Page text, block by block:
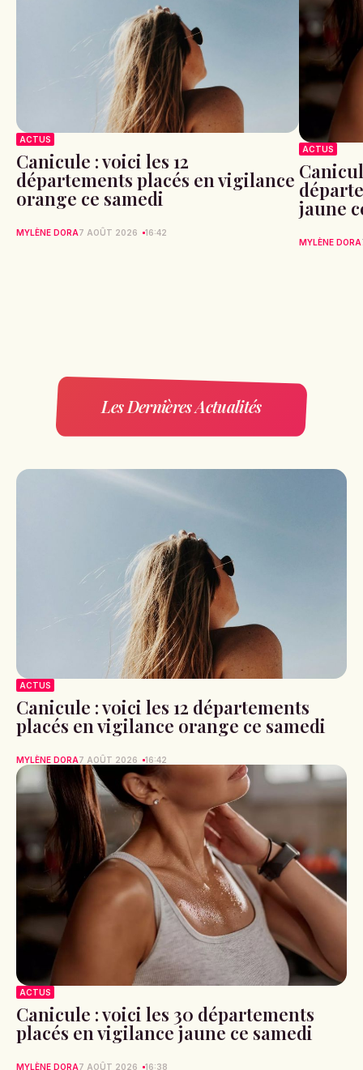
ACTUS
Canicule : voici les 12
départements placés en vigilance
orange ce samedi
MYLÈNE DORA7 AOÛT 2026 16:42
ACTUS
jaune
MYLÈNE DORA
Les Dernières Actualités
ACTUS
Canicule : voici les 12 départements
placés en vigilance orange ce samedi
MYLÈNE DORA7 AOÛT 2026 16:42
ACTUS
Canicule : voici les 30 départements
placés en vigilance jaune ce samedi
MYLÈNE DORA7 AOÛT 2026 16:38